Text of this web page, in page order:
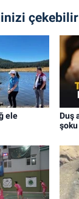
çekebilir
ele
Duş
şoku